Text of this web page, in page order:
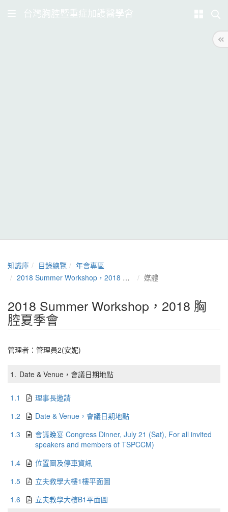
台灣胸腔暨重症加護醫學會
知識庫 目錄總覽
年會專區
2018 Summer Workshop，2018 胸腔夏季會
媒體
2018 Summer Workshop，2018 胸
腔夏季會
管理者： 管理員2(安妮)
1. Date & Venue，會議日期地點
1.1
理事長邀請
1.2
Date & Venue，會議日期地點
1.3
會議晚宴 Congress Dinner, July 21 (Sat), For all invited
speakers and members of TSPCCM)
1.4
位置圖及停車資訊
1.5
立夫教學大樓1樓平面圖
1.6
立夫教學大樓B1平面圖